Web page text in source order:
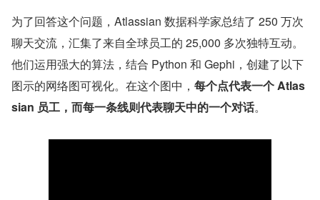
为了回答这个问题，Atlassian 数据科学家总结了 250 万次
聊天交流，汇集了来自全球员工的 25,000 多次独特互动。
他们运用强大的算法，结合 Python 和 Gephi，创建了以下
图示的网络图可视化。在这个图中， 每个点代表一个 Atlas
sian 员工，而每一条线则代表聊天中的一个对话。